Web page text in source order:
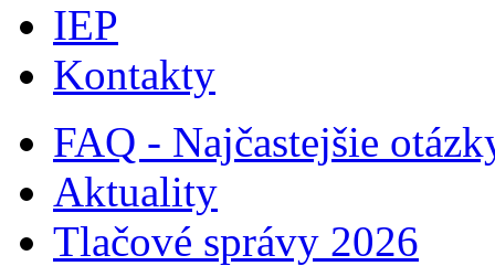
IEP
Kontakty
FAQ - Najčastejšie
Aktuality
Tlačové správy 2026